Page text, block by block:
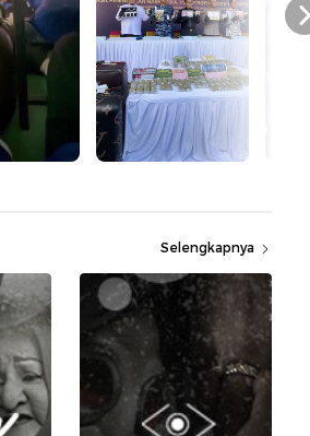
Selengkapnya